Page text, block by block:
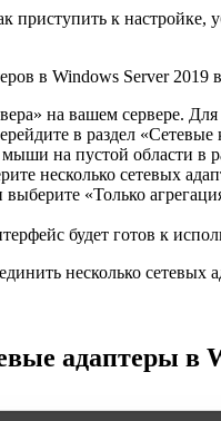
приступить к настройке,
в Windows Server
на вашем сервере.
в раздел
на пустой области в
несколько сетевых
выберите «Только
будет готов к
несколько сетевых
адаптеры в